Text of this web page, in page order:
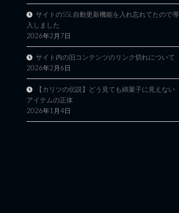
サイトのSSL自動更新機能を入れ忘れてたので導
入しました
2026年2月7日
サイト内の旧コンテンツのリンク切れについて
2026年2月6日
【カリツの伝説】どう見ても綿菓子に見えない
アイテムの正体
2026年1月4日